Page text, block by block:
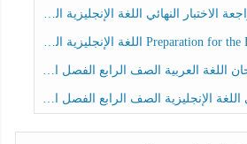
النهائي اللغة الإنجليزية الصف الرابع الفصل الثالث
اللغة العربية الصف الرابع الفصل الثالث
الإنجليزية الصف الرابع الفصل الثالث